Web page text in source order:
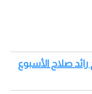
رائد صلاح الأسبوع